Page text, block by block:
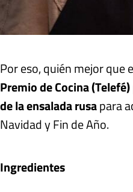
Por eso, quién mejor que
Premio de Cocina (Telefé)
de la ensalada rusapara
Navidad y Fin de Año.
Ingredientes